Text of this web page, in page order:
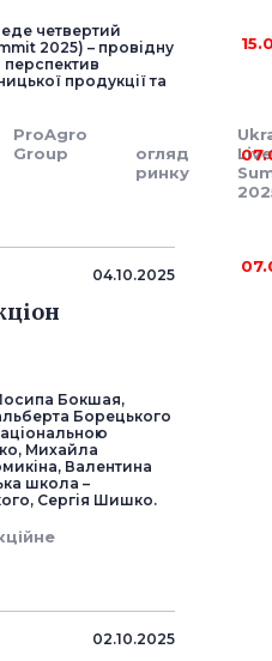
четвертий
2025) – провідну
перспектив
продукції та
ProAgro
Group
огляд
ринку
04.10.2025
Бокшая,
Борецького
Михайла
Валентина
школа –
Сергія Шишко.
02.10.2025